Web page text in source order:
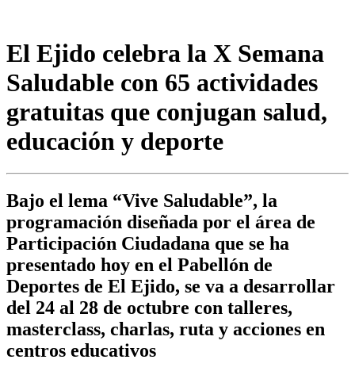
El Ejido celebra la X Semana
Saludable con 65 actividades
gratuitas que conjugan salud,
educación y deporte
Bajo el lema “Vive Saludable”, la
programación diseñada por el área de
Participación Ciudadana que se ha
presentado hoy en el Pabellón de
Deportes de El Ejido, se va a desarrollar
del 24 al 28 de octubre con talleres,
masterclass, charlas, ruta y acciones en
centros educativos